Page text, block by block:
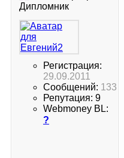
Дипломник
Регистрация:
29.09.2011
Сообщений: 133
Репутация: 9
Webmoney BL:
?